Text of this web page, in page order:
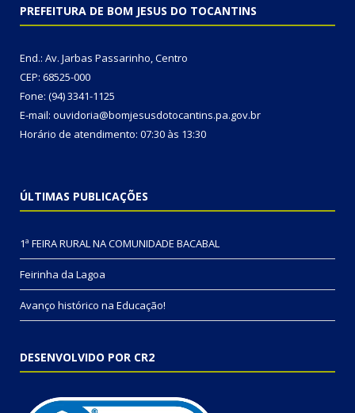
PREFEITURA DE BOM JESUS DO TOCANTINS
End.: Av. Jarbas Passarinho, Centro
CEP: 68525-000
Fone: (94) 3341-1125
E-mail: ouvidoria@bomjesusdotocantins.pa.gov.br
Horário de atendimento: 07:30 às 13:30
ÚLTIMAS PUBLICAÇÕES
1ª FEIRA RURAL NA COMUNIDADE BACABAL
Feirinha da Lagoa
Avanço histórico na Educação!
DESENVOLVIDO POR CR2